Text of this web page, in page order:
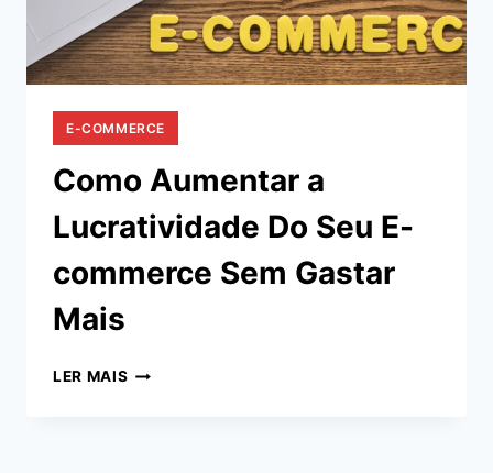
E-COMMERCE
Como Aumentar a
Lucratividade Do Seu E-
commerce Sem Gastar
Mais
LER MAIS COMO